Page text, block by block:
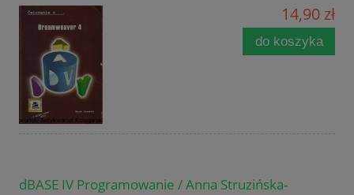
14,90 zł
do koszyka
dBASE IV Programowanie / Anna Struzińska-